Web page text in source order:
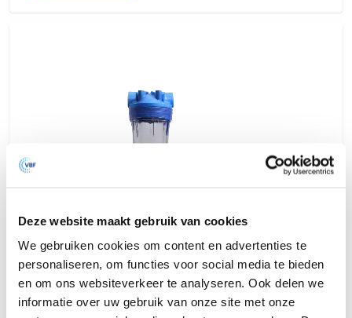
Deze website maakt gebruik van cookies
We gebruiken cookies om content en advertenties te
personaliseren, om functies voor social media te bieden
en om ons websiteverkeer te analyseren. Ook delen we
informatie over uw gebruik van onze site met onze